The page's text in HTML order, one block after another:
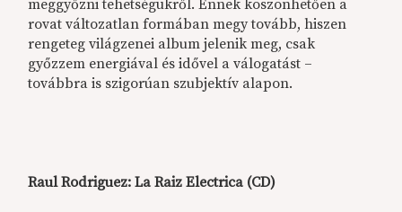
meggyőzni tehetségükről. Ennek köszönhetően a
rovat változatlan formában megy tovább, hiszen
rengeteg világzenei album jelenik meg, csak
győzzem energiával és idővel a válogatást –
továbbra is szigorúan szubjektív alapon.
Raul Rodriguez: La Raiz Electrica (CD)